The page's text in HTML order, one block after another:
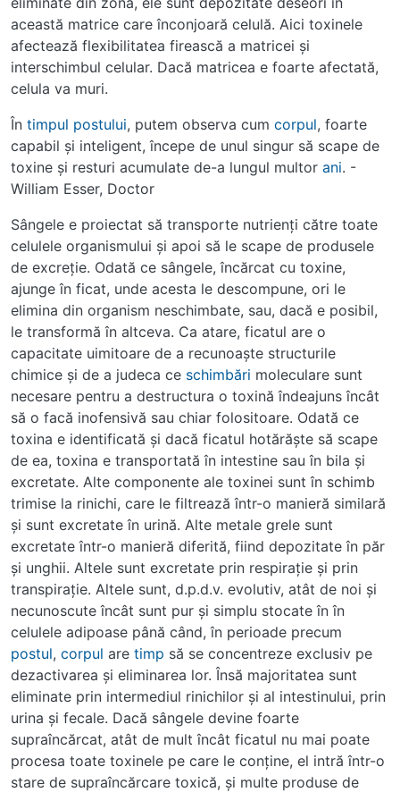
această matrice care înconjoară celulă. Aici toxinele
afectează flexibilitatea firească a matricei şi
interschimbul celular. Dacă matricea e foarte afectată,
celula va muri.
În timpul postului, putem observa cum corpul, foarte
capabil şi inteligent, începe de unul singur să scape de
toxine şi resturi acumulate de-a lungul multor ani. -
William Esser, Doctor
Sângele e proiectat să transporte nutrienţi către toate
celulele organismului şi apoi să le scape de produsele
de excreţie. Odată ce sângele, încărcat cu toxine,
ajunge în ficat, unde acesta le descompune, ori le
elimina din organism neschimbate, sau, dacă e posibil,
le transformă în altceva. Ca atare, ficatul are o
capacitate uimitoare de a recunoaşte structurile
chimice şi de a judeca ce schimbări moleculare sunt
necesare pentru a destructura o toxină îndeajuns încât
să o facă inofensivă sau chiar folositoare. Odată ce
toxina e identificată şi dacă ficatul hotărăşte să scape
de ea, toxina e transportată în intestine sau în bila şi
excretate. Alte componente ale toxinei sunt în schimb
trimise la rinichi, care le filtrează într-o manieră similară
şi sunt excretate în urină. Alte metale grele sunt
excretate într-o manieră diferită, fiind depozitate în păr
şi unghii. Altele sunt excretate prin respiraţie şi prin
transpiraţie. Altele sunt, d.p.d.v. evolutiv, atât de noi şi
necunoscute încât sunt pur şi simplu stocate în în
celulele adipoase până când, în perioade precum
postul, corpul are timp să se concentreze exclusiv pe
dezactivarea şi eliminarea lor. Însă majoritatea sunt
eliminate prin intermediul rinichilor şi al intestinului, prin
urina şi fecale. Dacă sângele devine foarte
supraîncărcat, atât de mult încât ficatul nu mai poate
procesa toate toxinele pe care le conţine, el intră într-o
stare de supraîncărcare toxică, şi multe produse de